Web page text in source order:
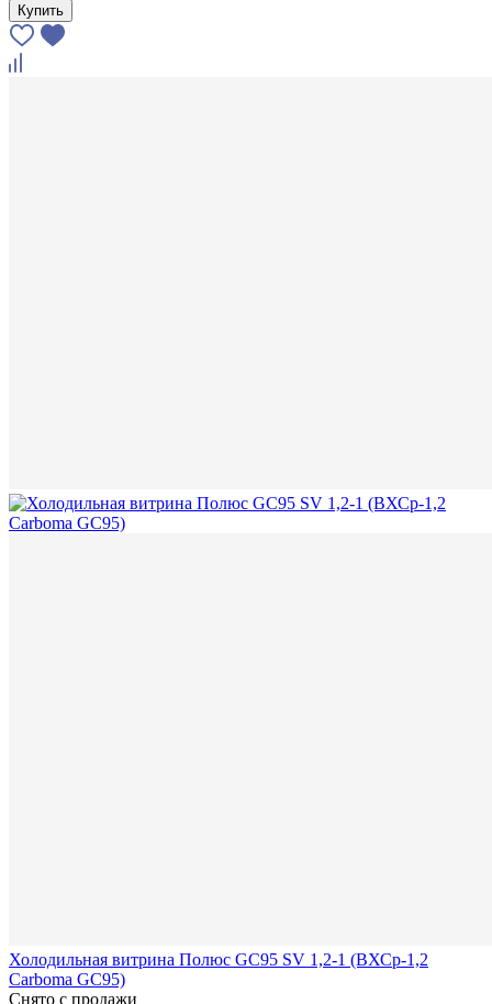
Купить
Холодильная витрина Полюс GC95 SV 1,2-1 (ВХСр-1,2
Carboma GC95)
Снято с продажи